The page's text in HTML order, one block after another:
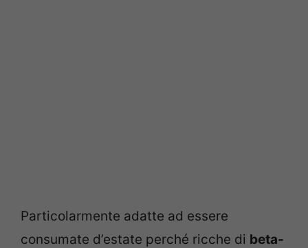
Particolarmente adatte ad essere
consumate d’estate perché ricche di beta-